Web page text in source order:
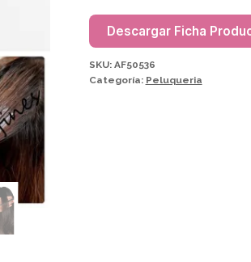
AF50536
cantidad
Descargar Ficha
SKU: AF50536
Categoría: Peluqueria